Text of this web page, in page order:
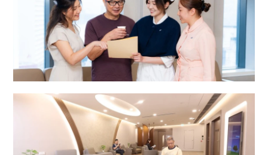
**** 不足24小时前预约或更改手术时间
综合专科中心